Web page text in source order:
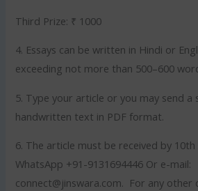
Third Prize: ₹ 1000
4. Essays can be written in Hindi or
exceeding not more than 500–600
5. Type your article or you may send a
handwritten text in PDF format.
6. The article must be received by 10th
WhatsApp +91-9131694446 Or e-mail:
connect@jinswara.com. For any other